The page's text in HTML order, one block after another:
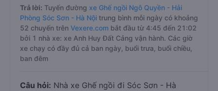
Trả lời: Tuyến đường xe Ghế ngồi Ngô Quyền - Hải
Phòng Sóc Sơn - Hà Nội trung bình mỗi ngày có khoảng
52 chuyến trên Vexere.com bắt đầu từ 4:45 đến 21:02
bởi 1 nhà xe: xe Anh Huy Đất Cảng vận hành. Các giờ
xe chạy có đầy đủ cả ban ngày, buổi trưa, buổi chiều,
ban đêm
Câu hỏi: Nhà xe Ghế ngồi đi Sóc Sơn - Hà